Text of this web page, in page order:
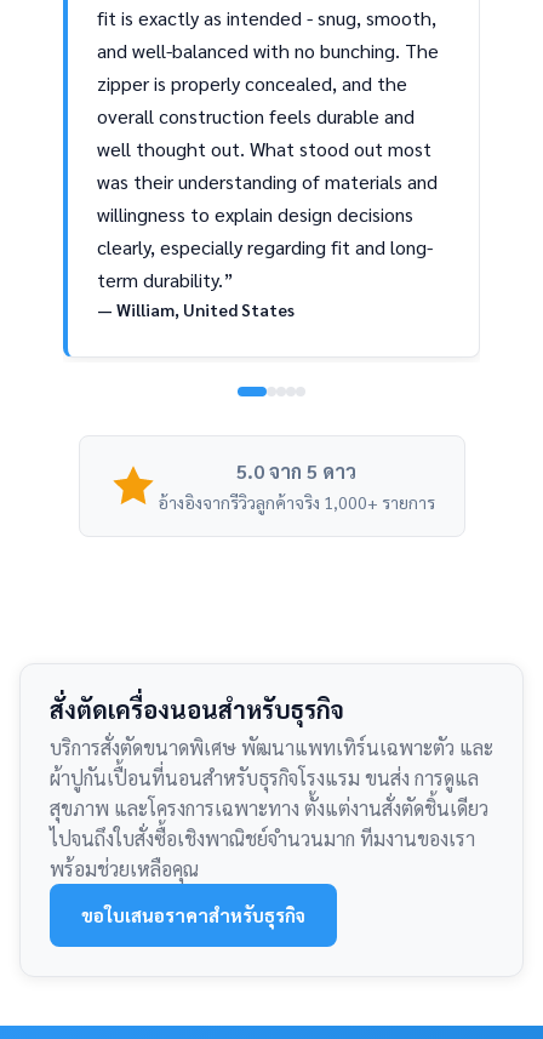
fit is exactly as intended - snug, smooth,
and well-balanced with no bunching. The
zipper is properly concealed, and the
overall construction feels durable and
well thought out. What stood out most
was their understanding of materials and
willingness to explain design decisions
clearly, especially regarding fit and long-
term durability.”
— William, United States
5.0 จาก 5 ดาว
อ้างอิงจากรีวิวลูกค้าจริง 1,000+ รายการ
สั่งตัดเครื่องนอนสำหรับธุรกิจ
บริการสั่งตัดขนาดพิเศษ พัฒนาแพทเทิร์นเฉพาะตัว และ
ผ้าปูกันเปื้อนที่นอนสำหรับธุรกิจโรงแรม ขนส่ง การดูแล
สุขภาพ และโครงการเฉพาะทาง ตั้งแต่งานสั่งตัดชิ้นเดียว
ไปจนถึงใบสั่งซื้อเชิงพาณิชย์จำนวนมาก ทีมงานของเรา
พร้อมช่วยเหลือคุณ
ขอใบเสนอราคาสำหรับธุรกิจ